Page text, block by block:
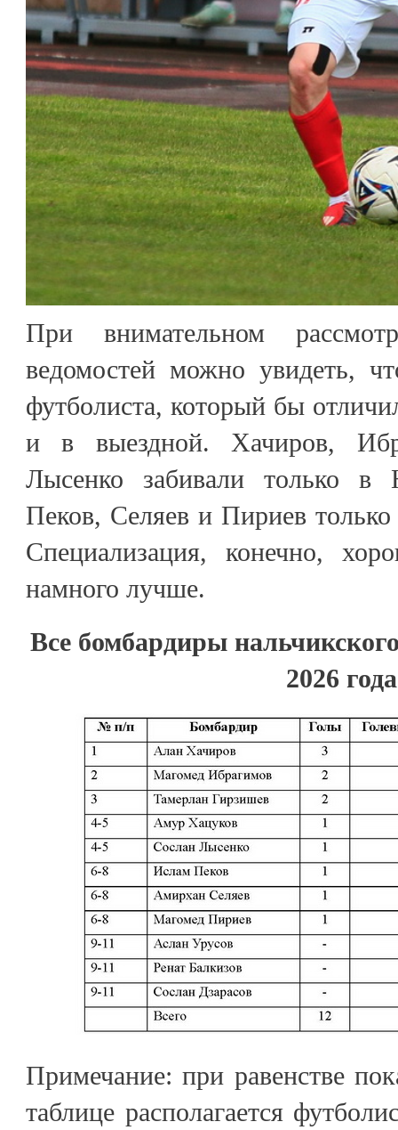
При внимательном
ведомостей можно увидеть,
футболиста, который бы
и в выездной. Хачиров,
Лысенко забивали только в
Пеков, Селяев и Пириев
Специализация, конечно,
намного лучше.
Все бомбардиры
2026 года
Примечание: при равенстве
таблице располагается